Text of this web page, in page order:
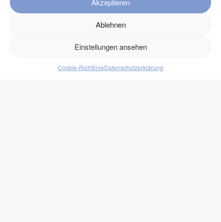
Ablehnen
Einstellungen ansehen
Cookie-RichtlinieDatenschutzerklärung
Kontakt